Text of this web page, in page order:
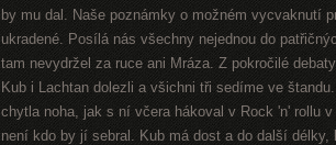
by mu dal. Naše poznámky o možném vycvaknutí
ukradené. Posílá nás všechny nejednou do
tam nevydržel za ruce ani Mráza. Z pokročilé
Kub i Lachtan dolezli a všichni tři sedíme ve
chytla noha, jak s ní včera hákoval v Rock 'n' rollu
není kdo by jí sebral. Kub má dost a do další